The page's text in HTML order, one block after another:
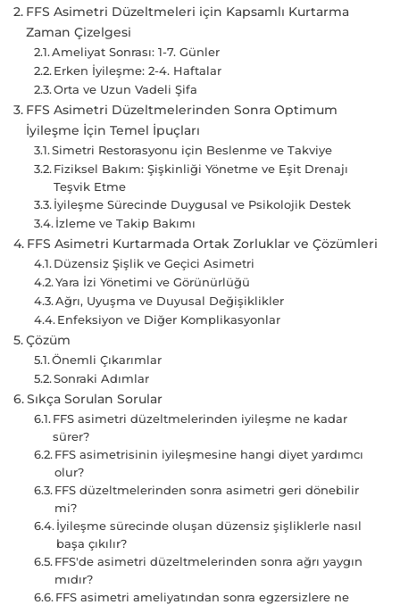
FFS Asimetri Düzeltmeleri için Kapsamlı Kurtarma
Zaman Çizelgesi
Ameliyat Sonrası: 1-7. Günler
Erken İyileşme: 2-4. Haftalar
Orta ve Uzun Vadeli Şifa
FFS Asimetri Düzeltmelerinden Sonra Optimum
İyileşme İçin Temel İpuçları
Simetri Restorasyonu için Beslenme ve Takviye
Fiziksel Bakım: Şişkinliği Yönetme ve Eşit Drenajı
Teşvik Etme
İyileşme Sürecinde Duygusal ve Psikolojik Destek
İzleme ve Takip Bakımı
FFS Asimetri Kurtarmada Ortak Zorluklar ve Çözümleri
Düzensiz Şişlik ve Geçici Asimetri
Yara İzi Yönetimi ve Görünürlüğü
Ağrı, Uyuşma ve Duyusal Değişiklikler
Enfeksiyon ve Diğer Komplikasyonlar
Çözüm
Önemli Çıkarımlar
Sonraki Adımlar
Sıkça Sorulan Sorular
FFS asimetri düzeltmelerinden iyileşme ne kadar
sürer?
FFS asimetrisinin iyileşmesine hangi diyet yardımcı
olur?
FFS düzeltmelerinden sonra asimetri geri dönebilir
mi?
İyileşme sürecinde oluşan düzensiz şişliklerle nasıl
başa çıkılır?
FFS'de asimetri düzeltmelerinden sonra ağrı yaygın
mıdır?
FFS asimetri ameliyatından sonra egzersizlere ne